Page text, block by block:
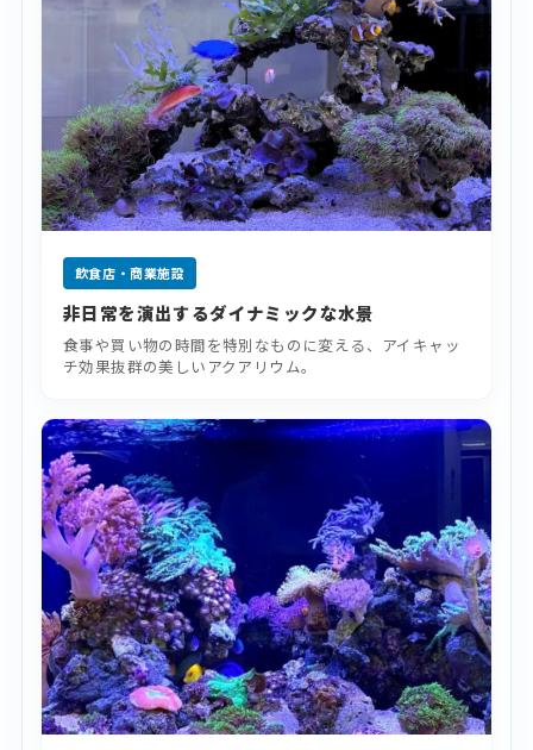
飲食店・商業施設
非日常を演出するダイナミックな水景
食事や買い物の時間を特別なものに変える、アイキャッ
チ効果抜群の美しいアクアリウム。